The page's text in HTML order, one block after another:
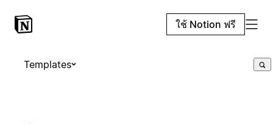
ใช้ Notion ฟรี
Templates